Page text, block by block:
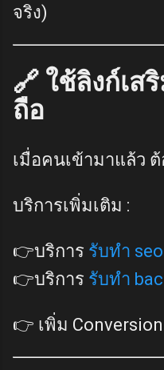
จริง)
🔗 ใช้ลิงก์เส
ถือ
เมื่อคนเข้ามาแล้ว
บริการเพิ่มเติม :
👉บริการ รับทำ seo
👉บริการ รับทำ
👉 เพิ่ม